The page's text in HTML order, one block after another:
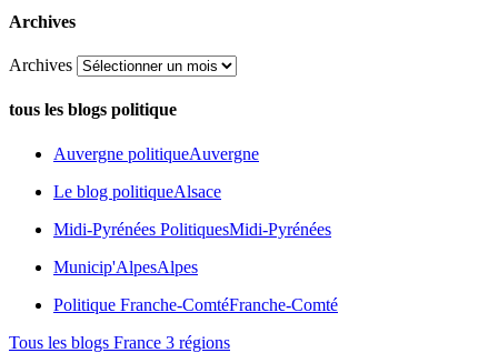
Archives
Archives
tous les blogs politique
Auvergne politiqueAuvergne
Le blog politiqueAlsace
Midi-Pyrénées PolitiquesMidi-Pyrénées
Municip'AlpesAlpes
Politique Franche-ComtéFranche-Comté
Tous les blogs France 3 régions